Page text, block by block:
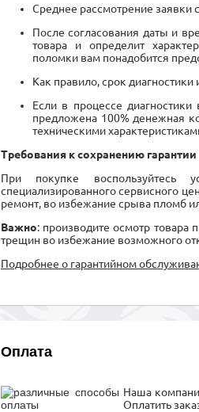
Среднее рассмотрение заявки
После согласования даты и
товара и определит
поломки вам понадобится
Как правило, срок
Если в процессе
предложена 100% денежная
техническими
Требования к сохранению гарантии
При покупке воспользуйтесь
специализированного сервисного
ремонт, во избежание срыва пломб
Важно: производите осмотр товара
трещин во избежание возможного
Подробнее о гарантийном
Оплата
Наша
Оплатить